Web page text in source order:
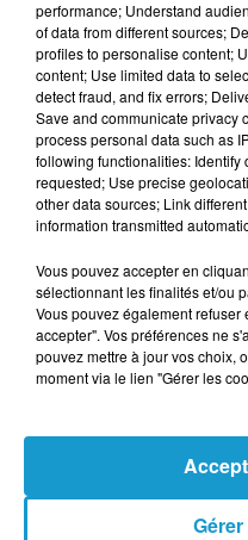
Du 13 août 2026 à 14h00
MOTOCULTOR
RENDEZ-VOUS
MÉTAL...
Le 15 août 2026 de 9h00 à
performance; Understand
of data from different sources;
profiles to personalise content;
content; Use limited data to
detect fraud, and fix errors;
Save and communicate privacy
process personal data such as
following functionalities:
requested; Use precise
other data sources; Link
information transmitted
Vous pouvez accepter en
sélectionnant les finalités et/ou
Vous pouvez également
accepter". Vos préférences ne
pouvez mettre à jour vos choix,
moment via le lien "Gérer les